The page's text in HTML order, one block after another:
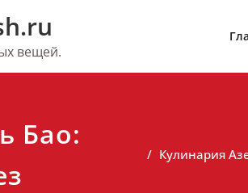
вещей.
Бао:
Кулинария